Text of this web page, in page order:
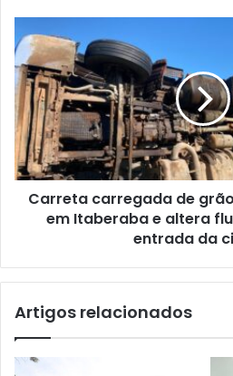
Ruy
Barbosa
carregada
de
grãos
tomba
na
BR-
242
em
Itaberaba
de
na
cidade
Carreta carregada de
em Itaberaba e altera
entrada da
Artigos relacionados